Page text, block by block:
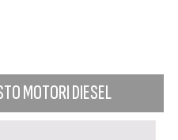
MOTORI DIESEL